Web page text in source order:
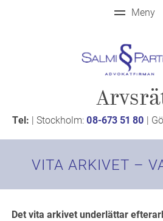
Tel: | Stockholm: 08-673 51 80 |
VITA ARKIVET –
Det vita arkivet underlättar